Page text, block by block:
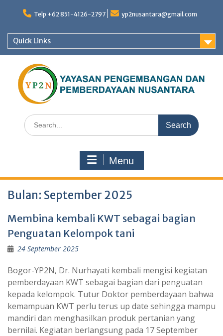
Telp +62 851-4126-2797 yp2nusantara@gmail.com
Quick Links
Search
for:
Menu
Bulan: September 2025
Membina kembali KWT sebagai bagian
Penguatan Kelompok tani
24 September 2025
Bogor-YP2N, Dr. Nurhayati kembali mengisi kegiatan
pemberdayaan KWT sebagai bagian dari penguatan
kepada kelompok. Tutur Doktor pemberdayaan bahwa
kemampuan KWT perlu terus up date sehingga mampu
mandiri dan menghasilkan produk pertanian yang
bernilai. Kegiatan berlangsung pada 17 September